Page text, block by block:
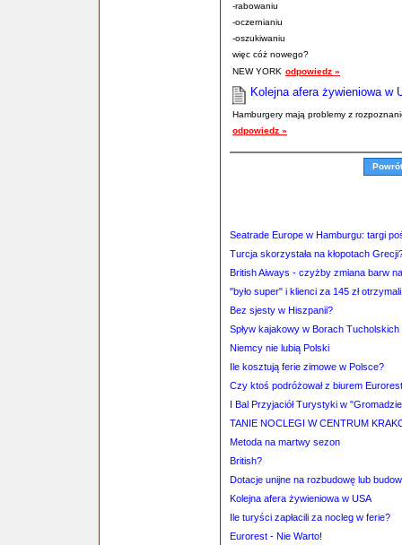
-rabowaniu
-oczernianiu
-oszukiwaniu
więc cóż nowego?
NEW YORK odpowiedz »
Kolejna afera żywieniowa w
Hamburgery mają problemy z
odpowiedz »
Seatrade Europe w Hamburgu: targi
Turcja skorzystała na kłopotach
British Aiways - czyżby zmiana barw
"było super" i klienci za 145 zł
Bez sjesty w Hiszpanii?
Spływ kajakowy w Borach Tucholskich
Niemcy nie lubią Polski
Ile kosztują ferie zimowe w Polsce?
Czy ktoś podróżował z biurem
I Bal Przyjaciół Turystyki w
TANIE NOCLEGI W CENTRUM
Metoda na martwy sezon
British?
Dotacje unijne na rozbudowę lub
Kolejna afera żywieniowa w USA
Ile turyści zapłacili za nocleg w ferie?
Eurorest - Nie Warto!